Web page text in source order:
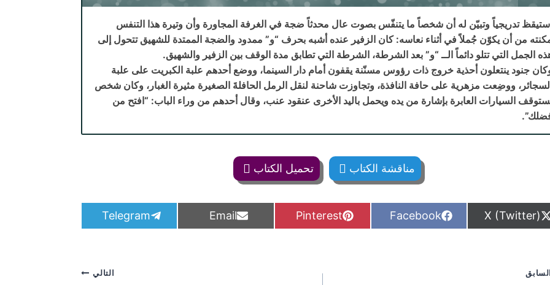
تدريجياً وتبيّن له أن شخصاً ما يتنفّس بصوت عال محدثاً ضجة في الغرفة المجاورة وأن وتيرة هذا التنفس
من أن يكوّن جُملاً في أثناء نعاسه: كان الزفير عنده أشبه بحرف “و” ممدود والضجة الممتدة للشهيق تتحول إلى
الجمل التي تتلو دائماً الــ “و” بعد الشرطة، الشرطة التي تطابق مدة الوقف بين الزفير والشهيق.
جنود ينتعلون أحذية خروج ذات رؤوس مسنّنة يقفون أمام دار السينما، ووضع أحدهم علبة الكبريت على علبة
ووضِعت مزهرية على حافة النافذة، وتجاوزت شاحنة لنقل الرمل الحافلةَ الصغيرة مثيرة الغبار، وكان شخص
السيارات العابرة بإشارة من يده ويحمل باليد الأخرى عنقود عنب، وقال أحدهم من وراء الباب: “افتح من
مناقشة الكتاب تحميل الكتاب
S
h
o
n
X (Twitter)
S
h
Facebook
S
h
Pinterest
S
h
Email
S
h
Telegram
السابق التالي